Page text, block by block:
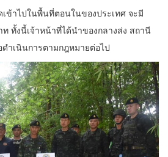
ข้าไปในพื้นที่ตอนในของประเทศ จะมี
ท ทั้งนี้เจ้าหน้าที่ได้นำของกลางส่ง สถานี
ำเนินการตามกฎหมายต่อไป